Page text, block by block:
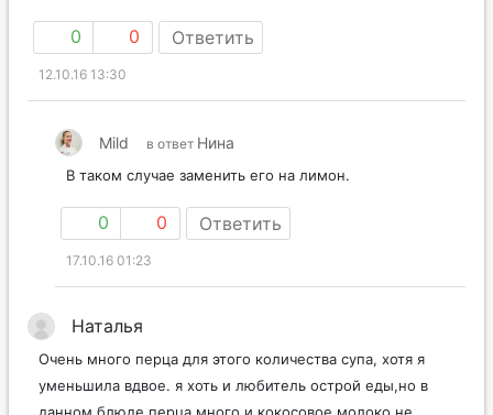
0 0 Ответить
12.10.16 13:30
Mild в ответ Нина
В таком случае заменить его на лимон.
0 0 Ответить
17.10.16 01:23
Наталья
Очень много перца для этого количества супа, хотя я
уменьшила вдвое. я хоть и любитель острой еды,но в